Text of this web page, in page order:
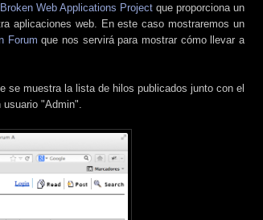
Web Applications Projectque proporciona un
aplicaciones web. En este caso mostraremos un
Forum que nos servirá para mostrar cómo llevar a
se muestra la lista de hilos publicados junto con el
"Admin".